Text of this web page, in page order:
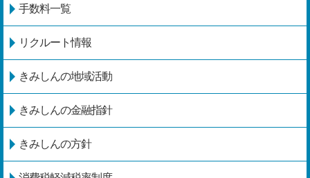
手数料一覧
リクルート情報
きみしんの地域活動
きみしんの金融指針
きみしんの方針